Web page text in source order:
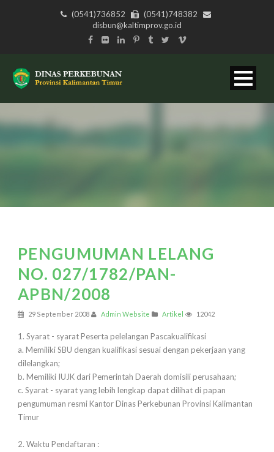
(0541)736852
(0541)748382
disbun@kaltimprov.go.id
PENGUMUMAN LELANG
NO. 027/1782/PAN-
APBN/2008
29 September 2008 Admin Website Artikel 12042
1. Syarat - syarat Peserta pelelangan Pascakualifikasi
a. Memiliki SBU dengan kualifikasi sesuai dengan pekerjaan yang
dilelangkan;
b. Memiliki IUJK dari Pemerintah Daerah domisili perusahaan;
c. Syarat - syarat yang lebih lengkap dapat dilihat di papan
pengumuman resmi Kantor Dinas Perkebunan Provinsi Kalimantan
Timur
2. Waktu Pendaftaran :